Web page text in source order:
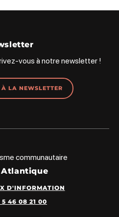
vous à notre newsletter !
LA NEWSLETTER
communautaire
Atlantique
D'INFORMATION
5 46 08 21 00